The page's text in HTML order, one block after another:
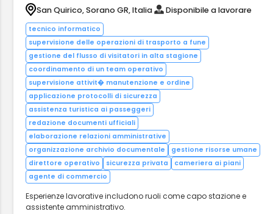
San Quirico, Sorano GR, Italia Disponibile a lavorare
tecnico informatico
supervisione delle operazioni di trasporto a fune
gestione del flusso di visitatori in alta stagione
coordinamento di un team operativo
supervisione attivit� manutenzione e ordine
applicazione protocolli di sicurezza
assistenza turistica ai passeggeri
redazione documenti ufficiali
elaborazione relazioni amministrative
organizzazione archivio documentale
gestione risorse umane
direttore operativo
sicurezza privata
cameriera ai piani
agente di commercio
Esperienze lavorative includono ruoli come capo stazione e
assistente amministrativo.